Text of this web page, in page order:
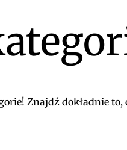
Znajdź dokładnie